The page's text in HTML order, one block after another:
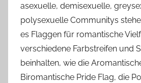
asexuelle, demisexuelle,
polysexuelle Communitys
es Flaggen für romantische
verschiedene Farbstreifen und
beinhalten, wie die
Biromantische Pride Flag, die